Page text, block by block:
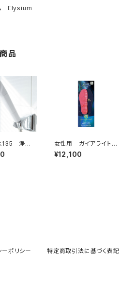
Elysium
品
135 浄水
女性用 ガイアライトウ
ォーク（インソール）
¥12,100
ーポリシー 特定商取引法に基づく表記